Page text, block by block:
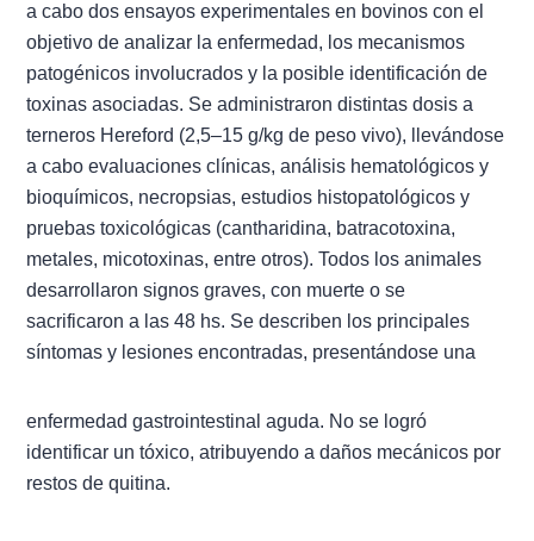
a cabo dos ensayos experimentales en bovinos con el
objetivo de analizar la enfermedad, los mecanismos
patogénicos involucrados y la posible identificación de
toxinas asociadas. Se administraron distintas dosis a
terneros Hereford (2,5–15 g/kg de peso vivo), llevándose
a cabo evaluaciones clínicas, análisis hematológicos y
bioquímicos, necropsias, estudios histopatológicos y
pruebas toxicológicas (cantharidina, batracotoxina,
metales, micotoxinas, entre otros). Todos los animales
desarrollaron signos graves, con muerte o se
sacrificaron a las 48 hs. Se describen los principales
síntomas y lesiones encontradas, presentándose una
enfermedad gastrointestinal aguda. No se logró
identificar un tóxico, atribuyendo a daños mecánicos por
restos de quitina.